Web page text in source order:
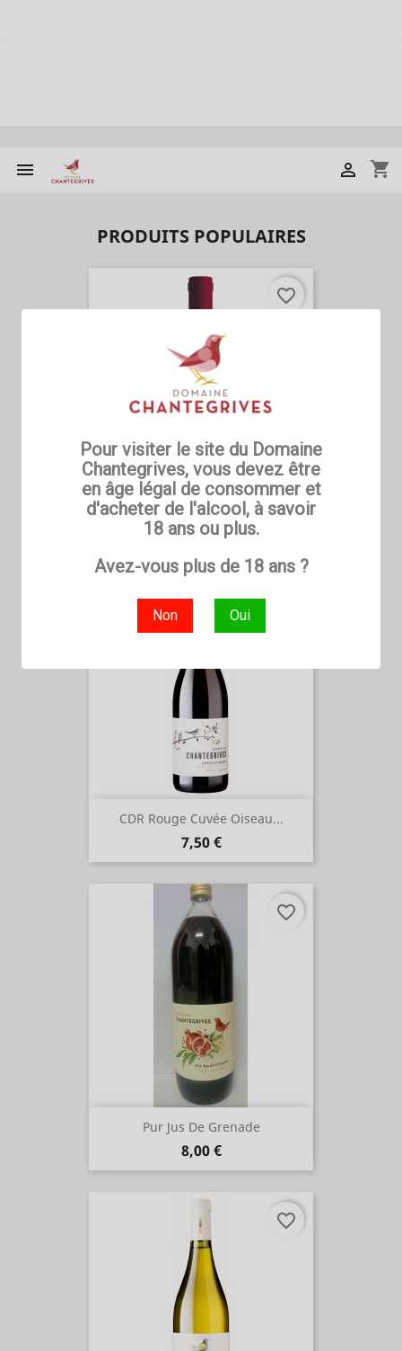
Pour visiter le site du Domaine
Chantegrives, vous devez être
en âge légal de consommer et
d'acheter de l'alcool, à savoir
18 ans ou plus.
Avez-vous plus de 18 ans ?
Non Oui
 shopping_cart

PRODUITS POPULAIRES
CDR Rouge Cuvée Oiseau Rouge
Prix
7,70 €
favorite_border
CDR Rouge Cuvée Oiseau...
Prix
7,50 €
Pur Jus De Grenade
Prix
8,00 €
favorite_border
favorite_border